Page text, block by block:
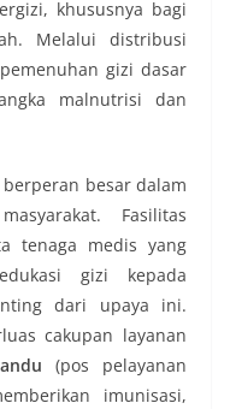
khususnya bagi
Melalui distribusi
gizi dasar
malnutrisi dan
besar dalam
Fasilitas
tenaga medis yang
gizi kepada
dari upaya ini.
cakupan layanan
(pos pelayanan
imunisasi,